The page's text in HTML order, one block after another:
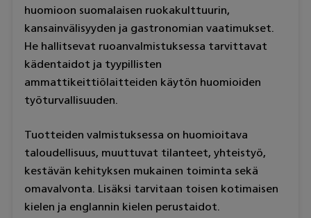
huomioon suomalaisen ruokakulttuurin,
kansainvälisyyden ja gastronomian vaatimukset.
He hallitsevat ruoanvalmistuksessa tarvittavat
kädentaidot ja tyypillisten
ammattikeittiölaitteiden käytön huomioiden
työturvallisuuden.
Tuotteiden valmistuksessa on huomioitava
taloudellisuus, muuttuvat tilanteet, yhteistyö,
kestävän kehityksen mukainen toiminta sekä
omavalvonta. Lisäksi tarvitaan toisen kotimaisen
kielen ja englannin kielen perustaidot.